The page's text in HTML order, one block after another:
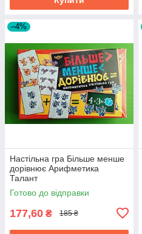
–4%
Настільна гра Більше менше
дорівнює Арифметика
Талант
Готово до відправки
177,60 ₴ 185 ₴